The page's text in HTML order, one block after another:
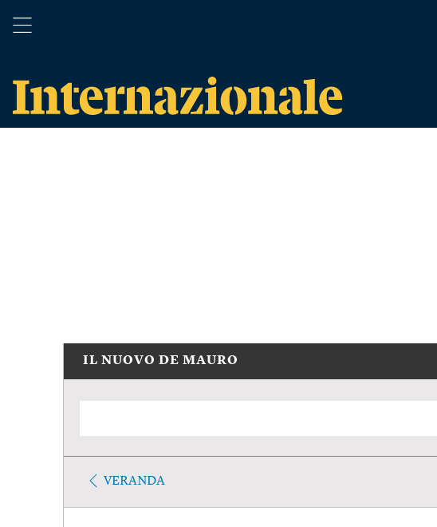
IL NUOVO DE MAURO
VERANDA